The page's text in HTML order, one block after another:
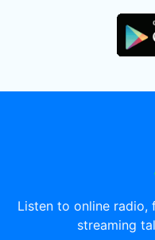
Listen to online radio,
streaming